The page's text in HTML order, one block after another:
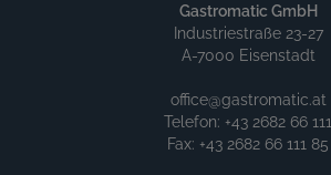
Gastromatic GmbH
Industriestraße 23-27
A-7000 Eisenstadt
office@gastromatic.at
Telefon: +43 2682 66 111
Fax: +43 2682 66 111 85